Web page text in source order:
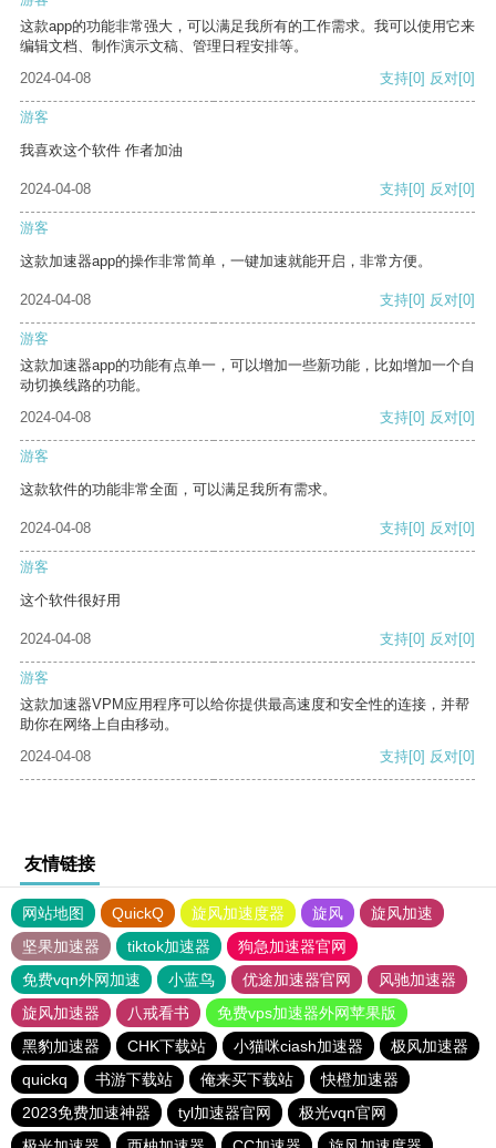
这款app的功能非常强大，可以满足我所有的工作需求。我可以使用它来
编辑文档、制作演示文稿、管理日程安排等。
2024-04-08
支持[0] 反对[0]
游客
我喜欢这个软件 作者加油
2024-04-08 支持[0] 反对[0]
游客
这款加速器app的操作非常简单，一键加速就能开启，非常方便。
2024-04-08 支持[0] 反对[0]
游客
这款加速器app的功能有点单一，可以增加一些新功能，比如增加一个自
动切换线路的功能。
2024-04-08
支持[0] 反对[0]
游客
这款软件的功能非常全面，可以满足我所有需求。
2024-04-08 支持[0] 反对[0]
游客
这个软件很好用
2024-04-08 支持[0] 反对[0]
游客
这款加速器VPM应用程序可以给你提供最高速度和安全性的连接，并帮
助你在网络上自由移动。
2024-04-08
支持[0] 反对[0]
友情链接
网站地图 QuickQ 旋风加速度器 旋风
旋风加速
坚果加速器
tiktok加速器
狗急加速器官网
免费vqn外网加速
小蓝鸟 优途加速器官网
风驰加速器
旋风加速器
八戒看书
免费vps加速器外网苹果版
黑豹加速器
CHK下载站 小猫咪ciash加速器
极风加速器
quickq
书游下载站 俺来买下载站
快橙加速器
2023免费加速神器
tyl加速器官网
极光vqn官网